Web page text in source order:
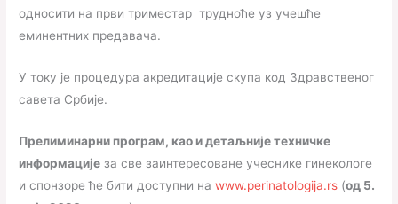
односити на први триместар трудноће уз учешће
еминентних предавача.
У току је процедура акредитације скупа код Здравственог
савета Србије.
Прелиминарни програм, као и детаљније техничке
информације за све заинтересоване учеснике гинекологе
и спонзоре ће бити доступни наwww.perinatologija.rs (од 5.